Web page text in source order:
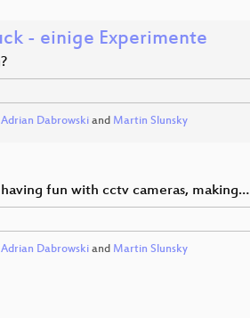
- einige Experimente
Adrian Dabrowskiand Martin Slunsky
fun with cctv cameras, making…
Adrian Dabrowskiand Martin Slunsky